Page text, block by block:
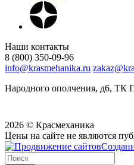
Наши контакты
8 (800) 350-09-96
info@krasmehanika.ru
Народного ополчения, д6, ТК
2026 © Красмеханика
Цены на сайте не являются